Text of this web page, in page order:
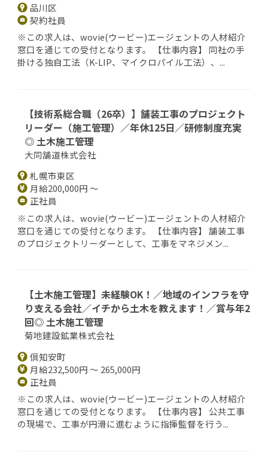
品川区
契約社員
※この求人は、wovie(ウービー)エージェントの人材紹介
窓口を通じての受付となります。 【仕事内容】 同社の手
掛ける独自工法（K-LIP、マイクロパイル工法）、...
【技術系総合職（26卒）】舗装工事のプロジェクト
リーダー（施工管理）／年休125日／研修制度充実
◎ 土木施工管理
大同舗道株式会社
札幌市東区
月給200,000円 ～
正社員
※この求人は、wovie(ウービー)エージェントの人材紹介
窓口を通じての受付となります。 【仕事内容】 舗装工事
のプロジェクトリーダーとして、工事をマネジメン...
【土木施工管理】未経験OK！／地域のインフラを守
り支える会社／イチから土木を教えます！／賞与年2
回◎ 土木施工管理
菊地建設鉱業株式会社
倶知安町
月給232,500円 ～ 265,000円
正社員
※この求人は、wovie(ウービー)エージェントの人材紹介
窓口を通じての受付となります。 【仕事内容】 公共工事
の現場で、工事が円滑に進むように指揮監督を行う...